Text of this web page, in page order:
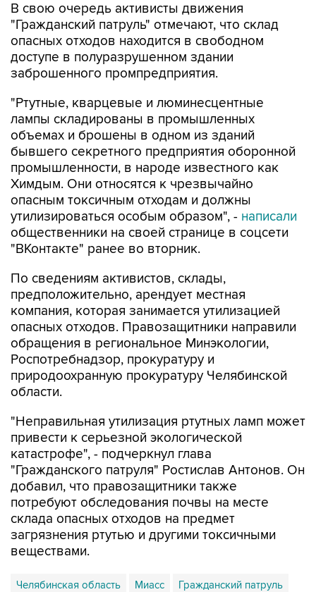
В свою очередь активисты движения
"Гражданский патруль" отмечают, что склад
опасных отходов находится в свободном
доступе в полуразрушенном здании
заброшенного промпредприятия.
"Ртутные, кварцевые и люминесцентные
лампы складированы в промышленных
объемах и брошены в одном из зданий
бывшего секретного предприятия оборонной
промышленности, в народе известного как
Химдым. Они относятся к чрезвычайно
опасным токсичным отходам и должны
утилизироваться особым образом", - написали
общественники на своей странице в соцсети
"ВКонтакте" ранее во вторник.
По сведениям активистов, склады,
предположительно, арендует местная
компания, которая занимается утилизацией
опасных отходов. Правозащитники направили
обращения в региональное Минэкологии,
Роспотребнадзор, прокуратуру и
природоохранную прокуратуру Челябинской
области.
"Неправильная утилизация ртутных ламп может
привести к серьезной экологической
катастрофе", - подчеркнул глава
"Гражданского патруля" Ростислав Антонов. Он
добавил, что правозащитники также
потребуют обследования почвы на месте
склада опасных отходов на предмет
загрязнения ртутью и другими токсичными
веществами.
Челябинская область Миасс Гражданский патруль